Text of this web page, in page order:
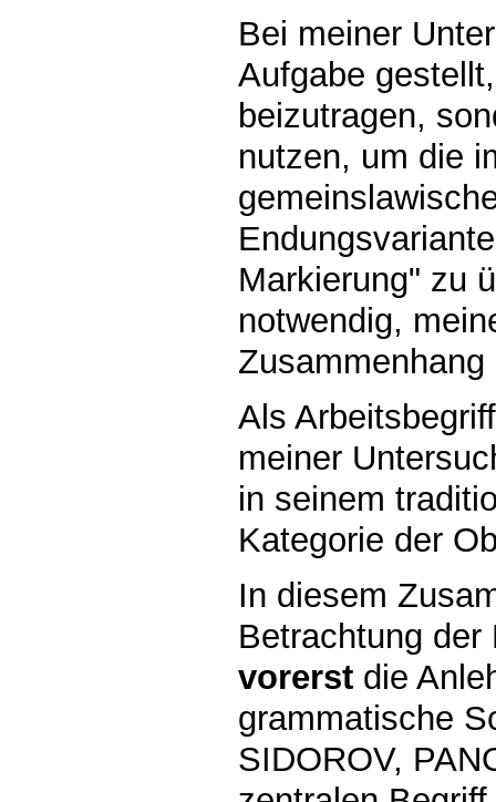
Bei meiner
Aufgabe
beizutragen,
nutzen, um die
Markierung" zu
notwendig,
Als
meiner
in seinem
Kategorie der
In diesem
Betrachtung
vorerst die
grammatische
SIDOROV,